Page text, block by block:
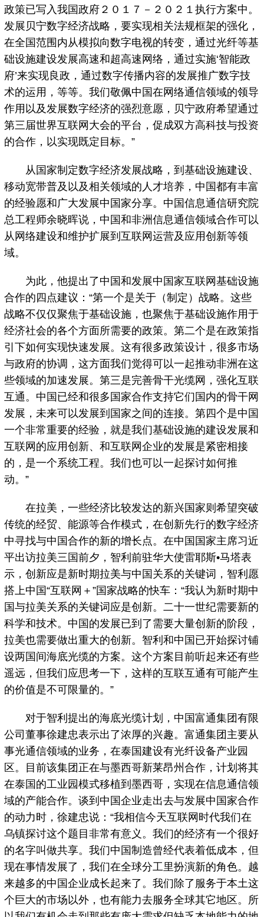
政策已写入我国政府２０１７－２０２１执行方案中。
发展贝宁数字经济战略，要实现相关法规框架的强化，
在全国范围内从模拟向数字电视的转变，通过光纤等基
础设施建设发展高速和超高速网络，通过实施‘智能政
府’来实现良政，通过数字传播内容的发展推广数字技
术的运用，等等。我们敬佩中国在网络通信领域的领导
作用以及发展数字经济的强烈意愿，贝宁政府希望通过
第三届世界互联网大会的平台，促成双方高科技与投资
的合作，以实现既定目标。”
从国家制定数字经济发展战略，到基础设施建设、
移动宽带普及以及相关领域的人才培养，中国都有丰富
的经验愿和广大发展中国家分享。中国信息通信研究院
总工程师余晓晖说，中国和非洲信息通信领域合作可以
从网络建设和维护扩展到互联网运营及应用创新等领
域。
为此，他提出了中国和发展中国家互联网基础设施
合作的四点建议：“第一个是关于（制定）战略。这些
战略不仅仅聚焦于基础设施，也聚焦于基础设施作用于
经济社会的各个方面所需要的政策。第二个是在政策指
引下如何实现快速发展。这有很多政策设计，很多市场
与政府的协调，这方面我们觉得可以一起推动非洲在这
些领域的加速发展。第三是完善骨干光缆网，强化互联
互通。中国已经和很多国家合作支持它们国内的骨干网
发展，未来可以发展到国家之间的连接。第四个是中国
一个非常重要的经验，就是我们基础设施的建设发展和
互联网的应用创新、和互联网企业的发展是紧密相接
的，是一个系统工程。我们也可以一起探讨如何推
动。”
在拉美，一些经济比较发达的新兴国家则希望突破
传统的经贸、能源等合作模式，在创新先行的数字经济
中寻找与中国合作的新的增长点。在中国国家主席习近
平出访拉美三国前夕，智利前驻华大使雷耶斯•马塔表
示，创新应是新时期拉美与中国关系的关键词，智利愿
搭上中国“互联网＋”国家战略的快车：“我认为新时期中
国与拉美关系的关键词应是创新。二十一世纪需要新的
科学和技术。中国的发展已到了需要大量创新的阶段，
拉美也需要做出重大的创新。智利和中国已开始探讨铺
设两国间海底光缆的方案。这个方案目前听起来还有些
遥远，但我们应思考一下，这样的互联互通有可能产生
的价值是不可限量的。”
对于智利提出的海底光缆计划，中国富通集团有限
公司董事徐建忠表示出了浓厚的兴趣。富通集团主要从
事光通信领域的业务，在泰国建设有光纤设备产业园
区。目前该集团正在与墨西哥新莱昂州合作，计划将其
在泰国的工业园模式移植到墨西哥，实现在信息通信领
域的产能合作。谈到中国企业走出去与发展中国家合作
的动力时，徐建忠说：“我相信今天互联网时代我们在
乌镇探讨这个题目非常有意义。我们的经济有一个很好
的名字叫做共享。我们中国制造曾经代表着低成本，但
现在事情发展了，我们在全球分工里扮演新的角色。越
来越多的中国企业成长起来了。我们除了服务于本土这
个巨大的市场以外，也有能力去服务全球其它地区。所